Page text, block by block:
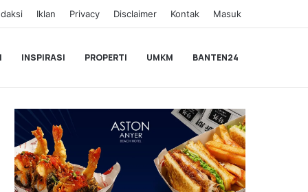
Iklan Privacy Disclaimer Kontak Masuk
INSPIRASI PROPERTI UMKM BANTEN24